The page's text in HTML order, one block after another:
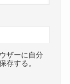
ザーに自分
存する。